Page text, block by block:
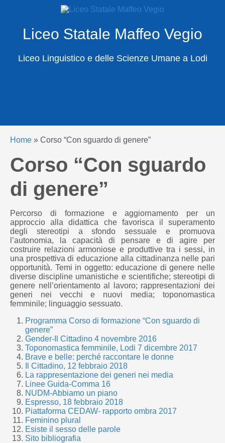
Liceo Statale Maffeo Vegio
Liceo Linguistico e delle Scienze Umane a Lodi
X
Cerca
Home » Corso “Con sguardo di genere”
Corso “Con sguardo
di genere”
Percorso di formazione e aggiornamento per un
approccio alla didattica che favorisca il superamento
degli stereotipi a sfondo sessuale e promuova
l’autonomia, la capacità di pensare e di agire per
costruire relazioni armoniose e produttive tra i sessi, in
una prospettiva di educazione alla cittadinanza nelle pari
opportunità. Temi in oggetto: educazione di genere nelle
diverse discipline umanistiche e scientifiche; stereotipi di
genere nell’orientamento al lavoro; rappresentazioni dei
generi nei vecchi e nuovi media; toponomastica
femminile; linguaggio sessuato.
Programma Corso di formazione “Con sguardo di
genere”
Gender-Il Cittadino 4 novembre 2016
Toponomastica femminile, Lodi 7 dicembre 2017
Brave e belle: perché raccontare le donne
Il Cittadino, 12 febbraio 2018
La rappresentazione dei generi nei media
Linee Guida-Comma 16
NUDM-Abbiamo un piano
Espresso, 18 febbraio 2018
Piattaforma CEDAW- rapporto ombra 2017
Feminino plural
Esiste il sesso delle parole
Sito bibliografia